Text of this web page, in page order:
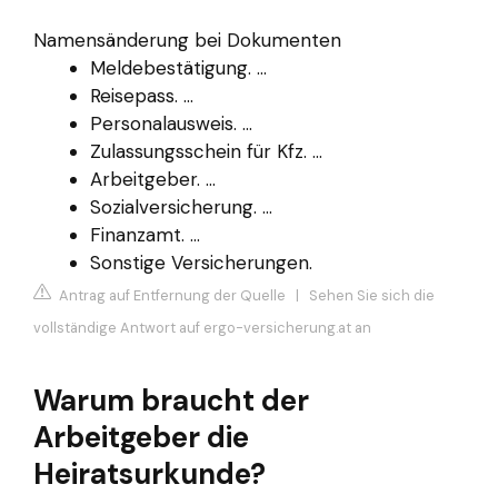
Namensänderung bei Dokumenten
Meldebestätigung. ...
Reisepass. ...
Personalausweis. ...
Zulassungsschein für Kfz. ...
Arbeitgeber. ...
Sozialversicherung. ...
Finanzamt. ...
Sonstige Versicherungen.
Antrag auf Entfernung der Quelle | Sehen Sie sich die
vollständige Antwort auf ergo-versicherung.at an
Warum braucht der
Arbeitgeber die
Heiratsurkunde?